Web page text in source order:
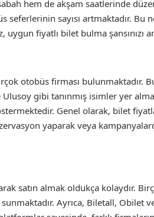
hem de akşam saatlerinde
seferlerinin sayısı artmaktadır. Bu
fiyatlı bilet bulma şansınızı
otobüs firması bulunmaktadır.
gibi tanınmış isimler yer
Genel olarak, bilet
yaparak veya
satın almak oldukça kolaydır.
Ayrıca, Biletall, Obilet